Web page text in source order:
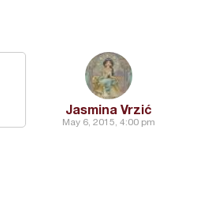
Jasmina Vrzić
May 6, 2015, 4:00 pm